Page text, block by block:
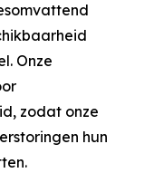
Onze
zodat onze
hun